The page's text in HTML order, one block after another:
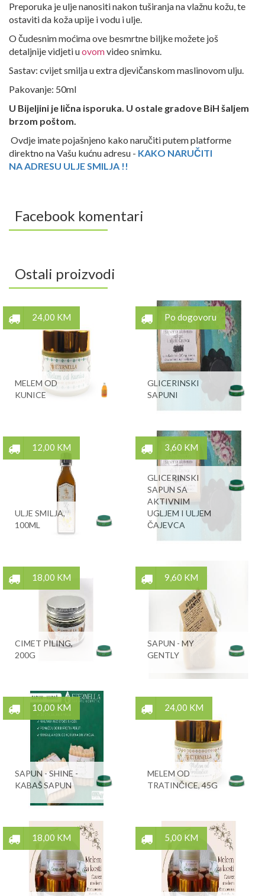
Preporuka je ulje nanositi nakon tuširanja na vlažnu kožu, te
ostaviti da koža upije i vodu i ulje.
O čudesnim moćima ove besmrtne biljke možete još
detaljnije vidjeti uovomvideo snimku.
Sastav: cvijet smilja u extra djevičanskom maslinovom ulju.
Pakovanje: 50ml
U Bijeljini je lična isporuka. U ostale gradove BiH šaljem
brzom poštom.
Ovdje imate pojašnjeno kako naručiti putem platforme
direktno na Vašu kućnu adresu - KAKO NARUČITI
NA ADRESU ULJE SMILJA !!
Facebook komentari
Ostali proizvodi
24,00 KM
MELEM OD
KUNICE
Po dogovoru
GLICERINSKI
SAPUNI
12,00 KM
ULJE SMILJA,
100ML
3,60 KM
GLICERINSKI
SAPUN SA
AKTIVNIM
UGLJEM I ULJEM
ČAJEVCA
18,00 KM
CIMET PILING,
200G
9,60 KM
SAPUN - MY
GENTLY
10,00 KM
SAPUN - SHINE -
KABAŠ SAPUN
24,00 KM
MELEM OD
TRATINČICE, 45G
18,00 KM 5,00 KM